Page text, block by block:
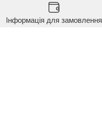
Інформація для замовлення